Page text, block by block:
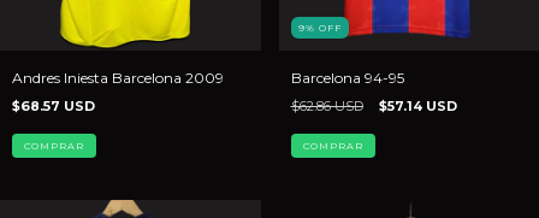
Andres Iniesta Barcelona 2009
$68.57 USD
COMPRAR
9% OFF
Barcelona 94-95
$62.86 USD $57.14 USD
COMPRAR